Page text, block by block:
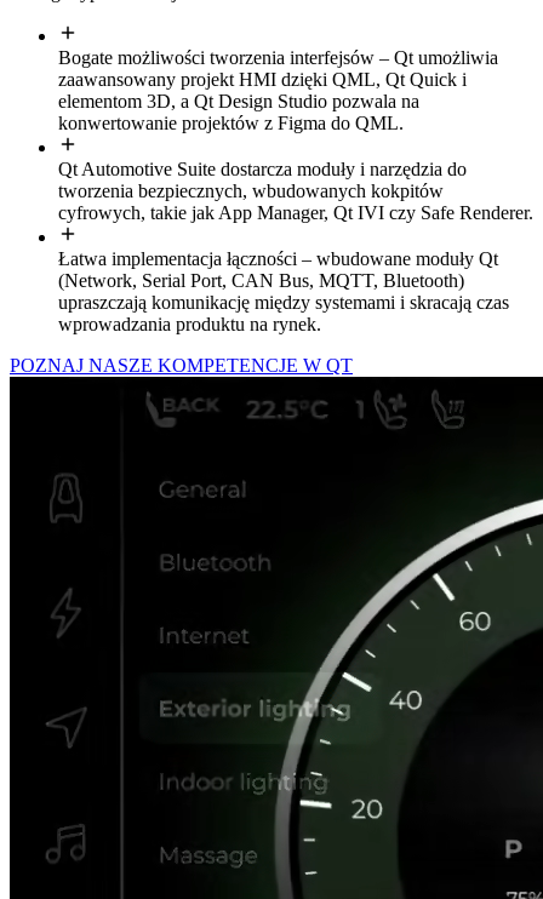
Bogate możliwości tworzenia interfejsów – Qt umożliwia
zaawansowany projekt HMI dzięki QML, Qt Quick i
elementom 3D, a Qt Design Studio pozwala na
konwertowanie projektów z Figma do QML.
Qt Automotive Suite dostarcza moduły i narzędzia do
tworzenia bezpiecznych, wbudowanych kokpitów
cyfrowych, takie jak App Manager, Qt IVI czy Safe Renderer.
Łatwa implementacja łączności – wbudowane moduły Qt
(Network, Serial Port, CAN Bus, MQTT, Bluetooth)
upraszczają komunikację między systemami i skracają czas
wprowadzania produktu na rynek.
POZNAJ NASZE KOMPETENCJE W QT